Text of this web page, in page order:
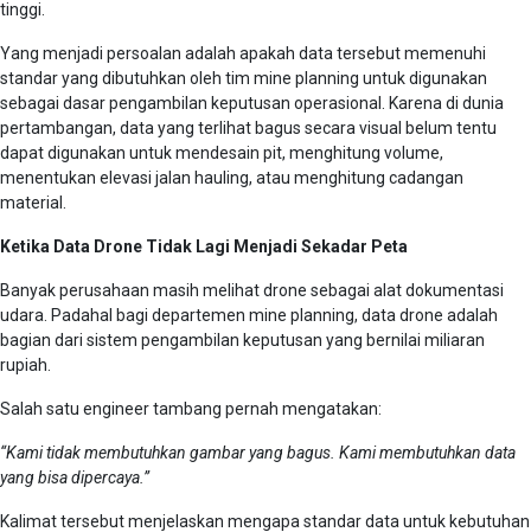
tinggi.
Yang menjadi persoalan adalah apakah data tersebut memenuhi
standar yang dibutuhkan oleh tim mine planning untuk digunakan
sebagai dasar pengambilan keputusan operasional. Karena di dunia
pertambangan, data yang terlihat bagus secara visual belum tentu
dapat digunakan untuk mendesain pit, menghitung volume,
menentukan elevasi jalan hauling, atau menghitung cadangan
material.
Ketika Data Drone Tidak Lagi Menjadi Sekadar Peta
Banyak perusahaan masih melihat drone sebagai alat dokumentasi
udara. Padahal bagi departemen mine planning, data drone adalah
bagian dari sistem pengambilan keputusan yang bernilai miliaran
rupiah.
Salah satu engineer tambang pernah mengatakan:
“Kami tidak membutuhkan gambar yang bagus. Kami membutuhkan data
yang bisa dipercaya.”
Kalimat tersebut menjelaskan mengapa standar data untuk kebutuhan